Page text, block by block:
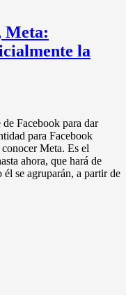
Meta:
la
Facebook para dar
para Facebook
Meta. Es el
ahora, que hará de
se agruparán, a partir de